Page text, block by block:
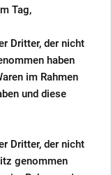
Tag,
Dritter, der nicht
haben
im Rahmen
und diese
Dritter, der nicht
genommen